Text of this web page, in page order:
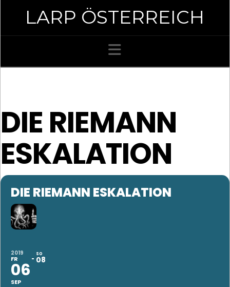
LARP ÖSTERREICH
Navigation
DIE RIEMANN
ESKALATION
DIE RIEMANN ESKALATION
2019
FR
06
SEP
SO
08